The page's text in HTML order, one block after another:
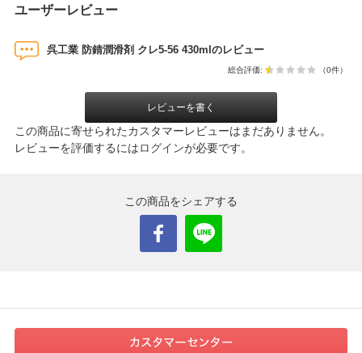
ユーザーレビュー
呉工業 防錆潤滑剤 クレ5-56 430mlのレビュー
総合評価: （0件）
レビューを書く
この商品に寄せられたカスタマーレビューはまだありません。
レビューを評価するにはログインが必要です。
この商品をシェアする